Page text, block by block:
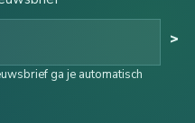
>
ga je automatisch